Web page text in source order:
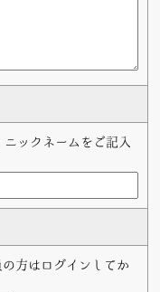
ックネームをご記入
方はログインしてか